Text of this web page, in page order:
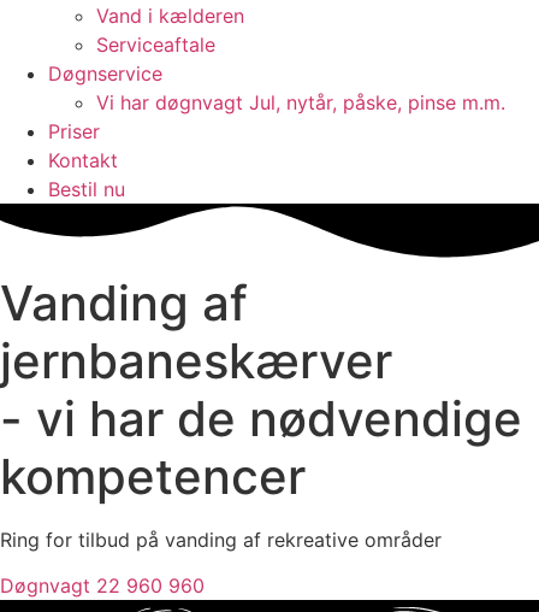
Vand i kælderen
Serviceaftale
Døgnservice
Vi har døgnvagt Jul, nytår, påske, pinse m.m.
Priser
Kontakt
Bestil nu
Vanding af
jernbaneskærver
- vi har de nødvendige
kompetencer
Ring for tilbud på vanding af rekreative områder
Døgnvagt 22 960 960